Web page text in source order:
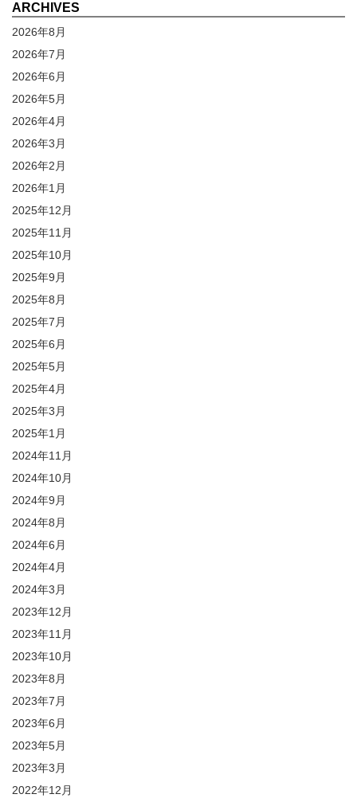
ARCHIVES
2026年8月
2026年7月
2026年6月
2026年5月
2026年4月
2026年3月
2026年2月
2026年1月
2025年12月
2025年11月
2025年10月
2025年9月
2025年8月
2025年7月
2025年6月
2025年5月
2025年4月
2025年3月
2025年1月
2024年11月
2024年10月
2024年9月
2024年8月
2024年6月
2024年4月
2024年3月
2023年12月
2023年11月
2023年10月
2023年8月
2023年7月
2023年6月
2023年5月
2023年3月
2022年12月